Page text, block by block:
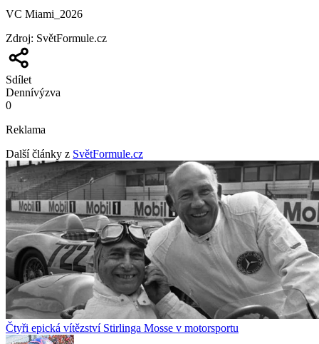
VC Miami_2026
Zdroj: SvětFormule.cz
Sdílet
Dennívýzva
0
Reklama
Další články z SvětFormule.cz
Čtyři epická vítězství Stirlinga Mosse v motorsportu